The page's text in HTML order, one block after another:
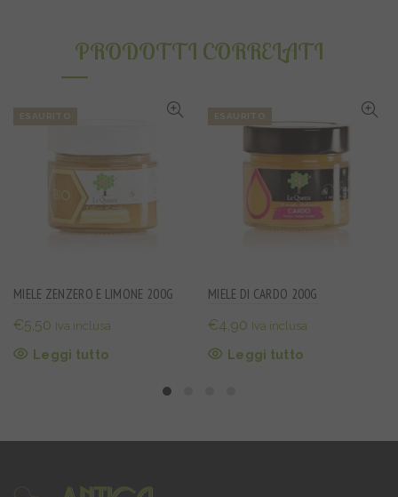
€38,00
Le
essere
del
prodotto
PRODOTTI CORRELATI
ESAURITO
MIELE ZENZERO E LIMONE 200G
€5,50 Iva inclusa
Leggi tutto
ESAURITO
MIELE DI CARDO 200G
€4,90 Iva inclusa
Leggi tutto